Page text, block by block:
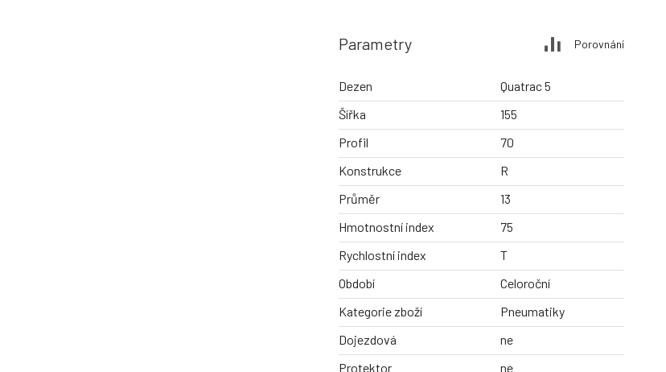
Parametry Porovnání
Dezen
Quatrac 5
Šířka
155
Profil
70
Konstrukce
R
Průměr
13
Hmotnostní index
75
Rychlostní index
T
Období
Celoroční
Kategorie zboží
Pneumatiky
Dojezdová
ne
Protektor
ne